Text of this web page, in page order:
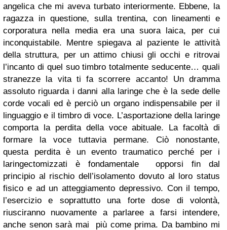
angelica che mi aveva turbato interiormente. Ebbene, la
ragazza in questione, sulla trentina, con lineamenti e
corporatura nella media era una suora laica, per cui
inconquistabile. Mentre spiegava al paziente le attività
della struttura, per un attimo chiusi gli occhi e ritrovai
l’incanto di quel suo timbro totalmente seducente… quali
stranezze la vita ti fa scorrere accanto! Un dramma
assoluto riguarda i danni alla laringe che è la sede delle
corde vocali ed è perciò un organo indispensabile per il
linguaggio e il timbro di voce. L’asportazione della laringe
comporta la perdita della voce abituale. La facoltà di
formare la voce tuttavia permane. Ciò nonostante,
questa perdita è un evento traumatico perché per i
laringectomizzatiè fondamentale opporsi fin dal
principio al rischio dell’isolamento dovuto al loro status
fisico e ad un atteggiamento depressivo. Con il tempo,
l’esercizio e soprattutto una forte dose di volontà,
riusciranno nuovamente a parlaree a farsi intendere,
anche senon sarà mai più come prima. Da bambino mi